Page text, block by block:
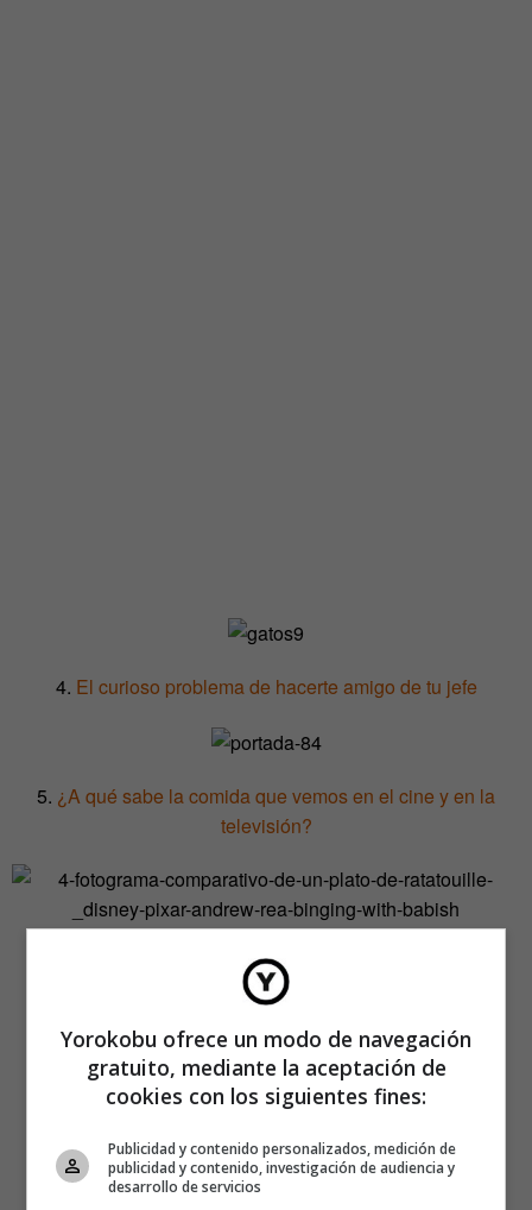
4. El curioso problema de hacerte amigo de tu jefe
5. ¿A qué sabe la comida que vemos en el cine y en la
televisión?
Tu cafetera podría ser un poco facha
Yorokobu ofrece un modo de navegación
gratuito, mediante la aceptación de
cookies con los siguientes fines:
Publicidad y contenido personalizados, medición de
publicidad y contenido, investigación de audiencia y
desarrollo de servicios